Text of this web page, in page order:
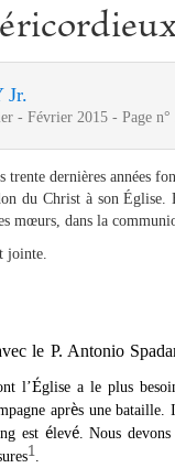
Jr.
- Février 2015 - Page n°
trente dernières années
du Christ à son
mœurs, dans la
jointe.
le P. Antonio
l’Église a le plus
après une bataille.
est élevé. Nous
1.